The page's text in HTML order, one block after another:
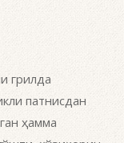
грилда
патнисдан
ҳамма